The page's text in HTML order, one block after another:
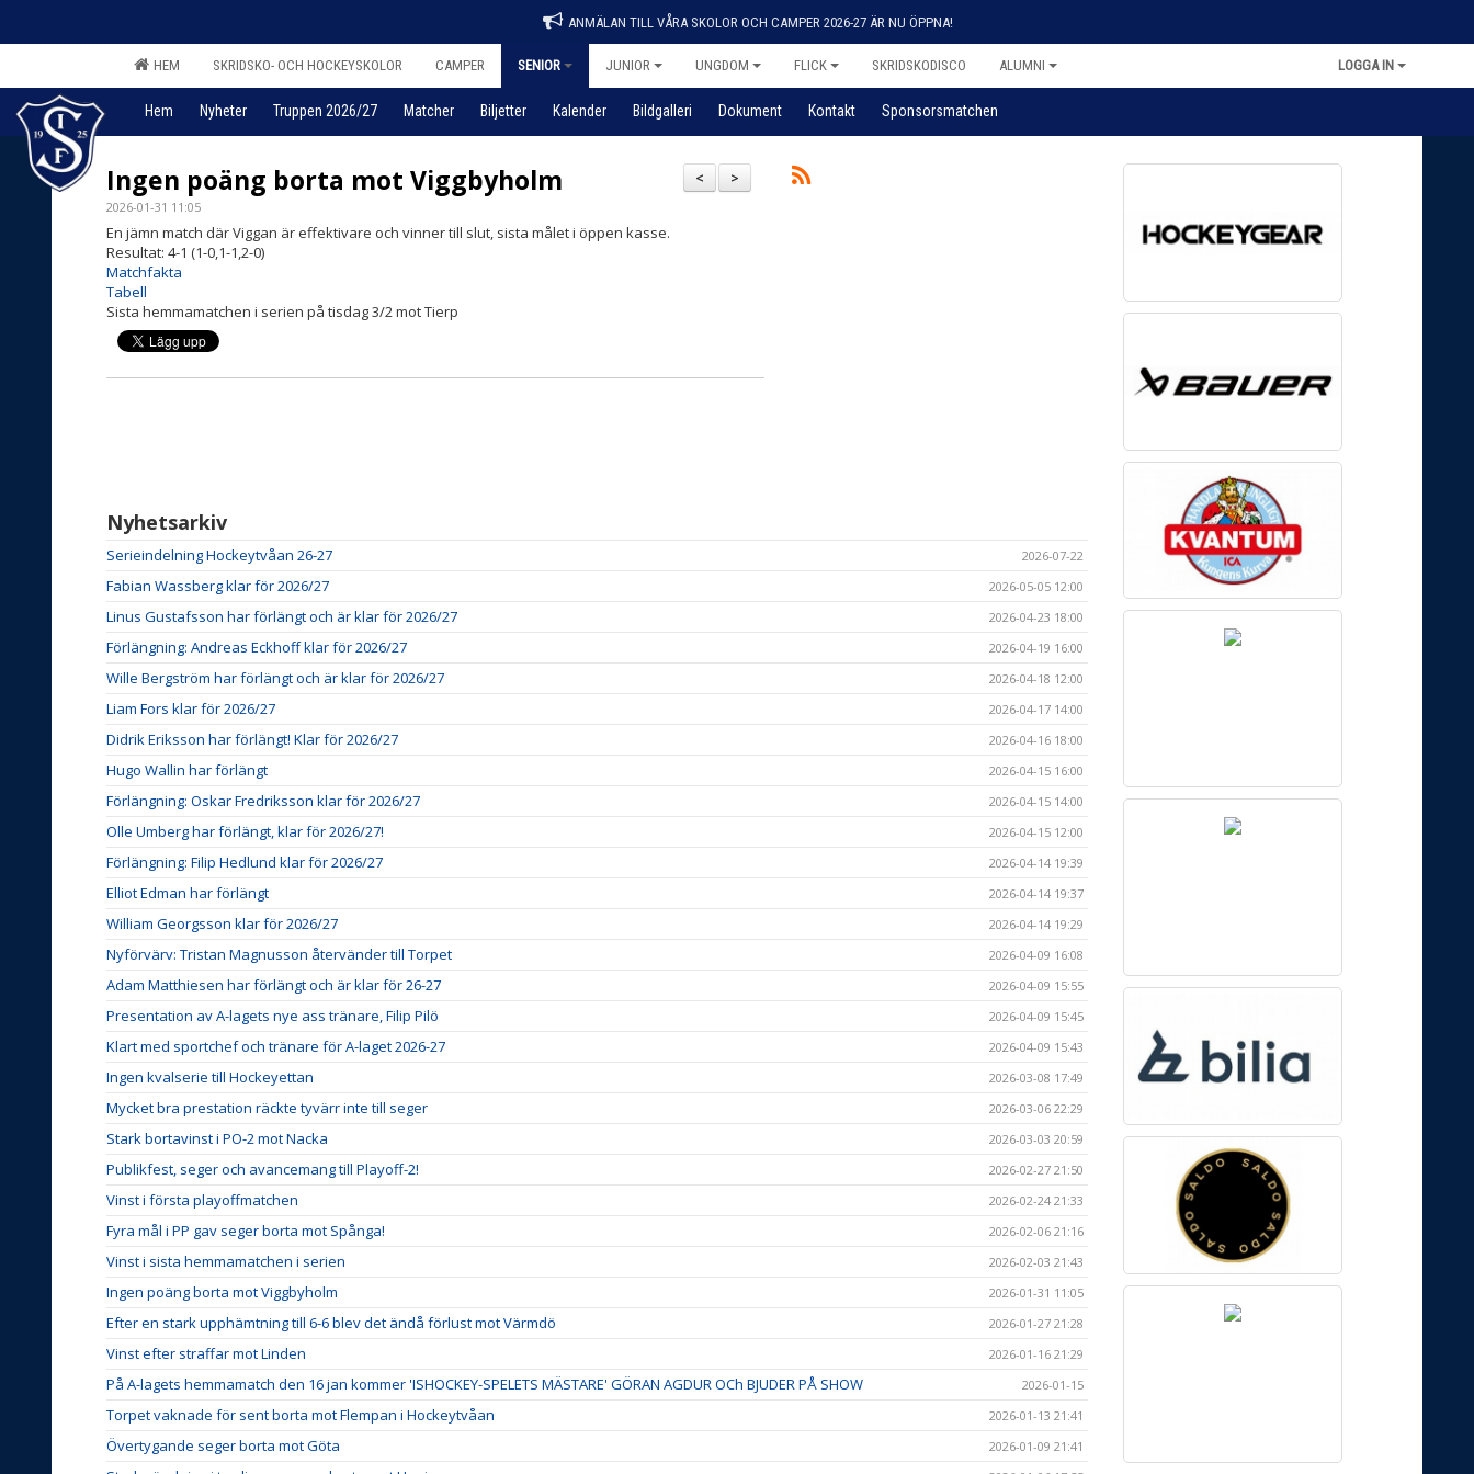
ANMÄLAN TILL VÅRA SKOLOR OCH CAMPER 2026-27 ÄR NU ÖPPNA!
HEM SKRIDSKO- OCH HOCKEYSKOLOR CAMPER SENIOR JUNIOR UNGDOM FLICK SKRIDSKODISCO ALUMNI LOGGA IN
Hem Nyheter Truppen 2026/27 Matcher Biljetter Kalender Bildgalleri Dokument Kontakt Sponsorsmatchen
>
<
Ingen poäng borta mot Viggbyholm
2026-01-31 11:05
En jämn match där Viggan är effektivare och vinner till slut, sista målet i öppen kasse.
Resultat: 4-1 (1-0,1-1,2-0)
Matchfakta
Tabell
Sista hemmamatchen i serien på tisdag 3/2 mot Tierp
Nyhetsarkiv
Serieindelning Hockeytvåan 26-27 2026-07-22
Fabian Wassberg klar för 2026/27 2026-05-05 12:00
Linus Gustafsson har förlängt och är klar för 2026/27 2026-04-23 18:00
Förlängning: Andreas Eckhoff klar för 2026/27 2026-04-19 16:00
Wille Bergström har förlängt och är klar för 2026/27 2026-04-18 12:00
Liam Fors klar för 2026/27 2026-04-17 14:00
Didrik Eriksson har förlängt! Klar för 2026/27 2026-04-16 18:00
Hugo Wallin har förlängt 2026-04-15 16:00
Förlängning: Oskar Fredriksson klar för 2026/27 2026-04-15 14:00
Olle Umberg har förlängt, klar för 2026/27! 2026-04-15 12:00
Förlängning: Filip Hedlund klar för 2026/27 2026-04-14 19:39
Elliot Edman har förlängt 2026-04-14 19:37
William Georgsson klar för 2026/27 2026-04-14 19:29
Nyförvärv: Tristan Magnusson återvänder till Torpet 2026-04-09 16:08
Adam Matthiesen har förlängt och är klar för 26-27 2026-04-09 15:55
Presentation av A-lagets nye ass tränare, Filip Pilö 2026-04-09 15:45
Klart med sportchef och tränare för A-laget 2026-27 2026-04-09 15:43
Ingen kvalserie till Hockeyettan 2026-03-08 17:49
Mycket bra prestation räckte tyvärr inte till seger 2026-03-06 22:29
Stark bortavinst i PO-2 mot Nacka 2026-03-03 20:59
Publikfest, seger och avancemang till Playoff-2! 2026-02-27 21:50
Vinst i första playoffmatchen 2026-02-24 21:33
Fyra mål i PP gav seger borta mot Spånga! 2026-02-06 21:16
Vinst i sista hemmamatchen i serien 2026-02-03 21:43
Ingen poäng borta mot Viggbyholm 2026-01-31 11:05
Efter en stark upphämtning till 6-6 blev det ändå förlust mot Värmdö 2026-01-27 21:28
Vinst efter straffar mot Linden 2026-01-16 21:29
På A-lagets hemmamatch den 16 jan kommer 'ISHOCKEY-SPELETS MÄSTARE' GÖRAN AGDUR OCh BJUDER PÅ SHOW 2026-01-15
Torpet vaknade för sent borta mot Flempan i Hockeytvåan 2026-01-13 21:41
Övertygande seger borta mot Göta 2026-01-09 21:41